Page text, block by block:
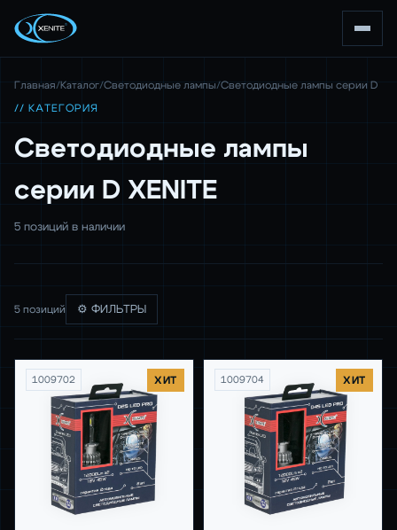
Главная/Каталог/Светодиодные лампы/Светодиодные лампы серии D
// КАТЕГОРИЯ
Светодиодные лампы
серии D XENITE
5 позиций в наличии
5 позиций ⚙ ФИЛЬТРЫ
1009702 ХИТ 1009704 ХИТ